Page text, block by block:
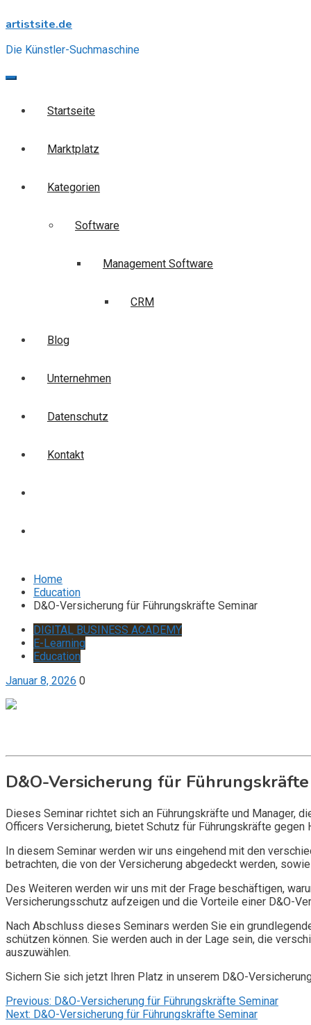
to
artistsite.de
Die Künstler-Suchmaschine
Startseite
Marktplatz
Kategorien
Software
Management Software
CRM
Blog
Unternehmen
Datenschutz
Kontakt
Home
Education
D&O-Versicherung für Führungskräfte Seminar
DIGITAL BUSINESS ACADEMY
E-Learning
Education
Januar 8, 2026 0
D&O-Versicherung für
Dieses Seminar richtet sich an Führungskräfte und Manager,
Officers Versicherung, bietet Schutz für Führungskräfte
In diesem Seminar werden wir uns eingehend mit den
betrachten, die von der Versicherung abgedeckt werden,
Des Weiteren werden wir uns mit der Frage beschäftigen,
Versicherungsschutz aufzeigen und die Vorteile einer D&O-
Nach Abschluss dieses Seminars werden Sie ein
schützen können. Sie werden auch in der Lage sein, die
auszuwählen.
Sichern Sie sich jetzt Ihren Platz in unserem D&O-
Beitragsnavigation
Previous: D&O-Versicherung für Führungskräfte Seminar
Next: D&O-Versicherung für Führungskräfte Seminar